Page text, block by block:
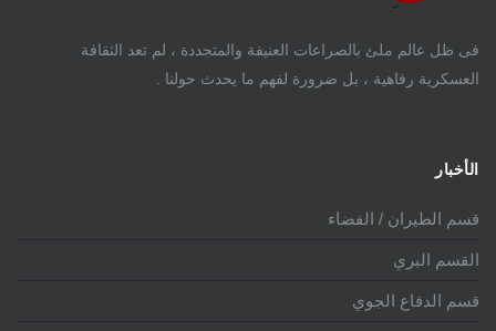
فى ظل عالم ملئ بالصراعات العنيفة والمتجددة ، لم تعد الثقافة
العسكرية رفاهية ، بل ضرورة لفهم ما يحدث حولنا .
الأخبار
قسم الطيران / الفضاء
القسم البري
قسم الدفاع الجوي